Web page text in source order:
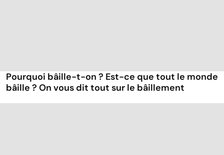
Pourquoi bâille-t-on ? Est-ce que tout le monde
bâille ? On vous dit tout sur le bâillement